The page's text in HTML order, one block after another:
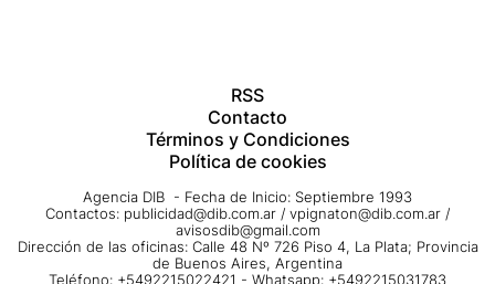
RSS
Contacto
Términos y Condiciones
Política de cookies
Agencia DIB - Fecha de Inicio: Septiembre 1993
Contactos: publicidad@dib.com.ar / vpignaton@dib.com.ar /
avisosdib@gmail.com
Dirección de las oficinas: Calle 48 Nº 726 Piso 4, La Plata; Provincia
de Buenos Aires, Argentina
Teléfono: +5492215022421 - Whatsapp: +5492215031783